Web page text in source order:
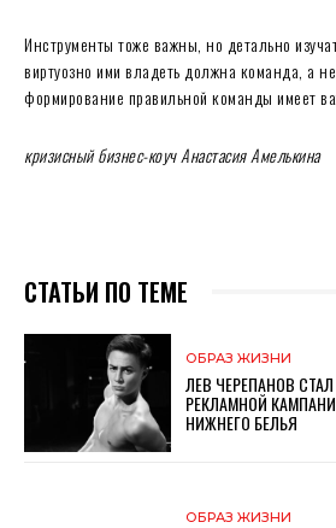
Инструменты тоже важны, но детально
виртуозно ими владеть должна команда, а
формирование правильной команды имеет
кризисный бизнес-коуч Анастасия Амелькина
СТАТЬИ ПО ТЕМЕ
ОБРАЗ ЖИЗНИ
ЛЕВ ЧЕРЕПАНОВ
РЕКЛАМНОЙ
НИЖНЕГО БЕЛЬЯ
ОБРАЗ ЖИЗНИ